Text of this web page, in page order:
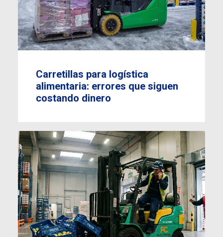
Carretillas para logística
alimentaria: errores que siguen
costando dinero